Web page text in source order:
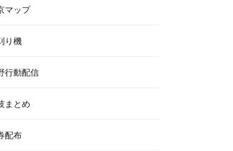
マップ
り機
行動配信
まとめ
配布